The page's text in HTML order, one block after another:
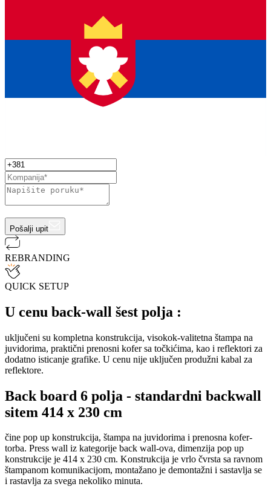
Pošalji upit
REBRANDING
QUICK SETUP
U cenu back-wall šest polja :
uključeni su kompletna konstrukcija, visokok-valitetna štampa na
juvidorima, praktični prenosni kofer sa točkićima, kao i reflektori za
dodatno isticanje grafike. U cenu nije uključen produžni kabal za
reflektore.
Back board 6 polja - standardni backwall
sitem 414 x 230 cm
čine pop up konstrukcija, štampa na juvidorima i prenosna kofer-
torba. Press wall iz kategorije back wall-ova, dimenzija pop up
konstrukcije je 414 x 230 cm. Konstrukcija je vrlo čvrsta sa ravnom
štampanom komunikacijom, montažano je demontažni i sastavlja se
i rastavlja za svega nekoliko minuta.